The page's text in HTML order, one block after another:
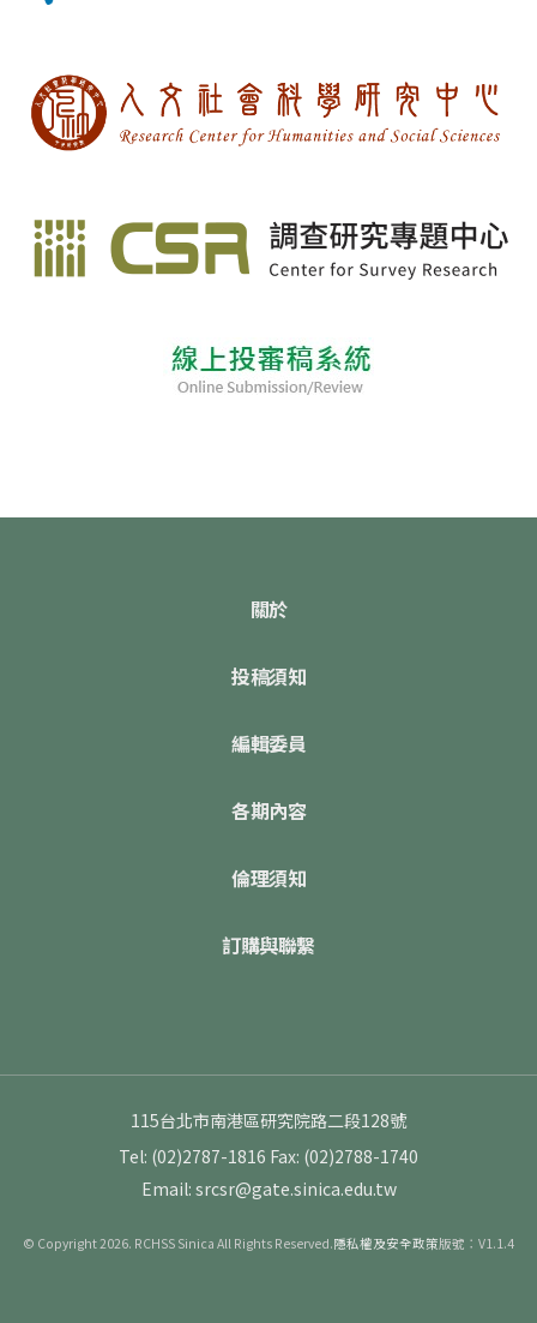
關於
投稿須知
編輯委員
各期內容
倫理須知
訂購與聯繫
115台北市南港區研究院路二段128號
Tel: (02)2787-1816 Fax: (02)2788-1740
Email: srcsr@gate.sinica.edu.tw
© Copyright 2026. RCHSS Sinica All Rights Reserved.隱私權及安全政策版號：V1.1.4